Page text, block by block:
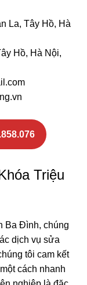
La, Tây Hồ, Hà
Hồ, Hà Nội,
Triệu
Ba Đình, chúng
dịch vụ sửa
tôi cam kết
cách nhanh